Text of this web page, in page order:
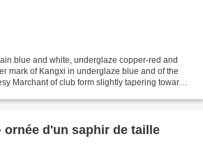
blue and white, underglaze copper-red and
mark of Kangxi in underglaze blue and of the
Marchant of club form slightly tapering towards
ornée d'un saphir de taille